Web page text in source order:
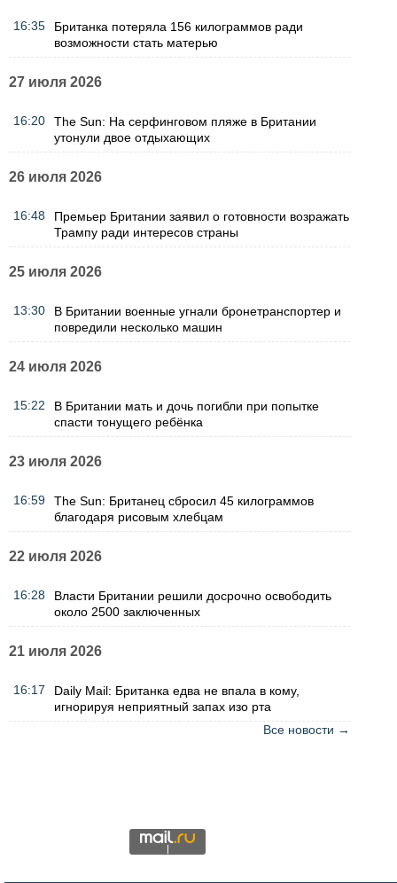
16:35
Британка потеряла 156 килограммов ради
возможности стать матерью
27 июля 2026
16:20
The Sun: На серфинговом пляже в Британии
утонули двое отдыхающих
26 июля 2026
16:48
Премьер Британии заявил о готовности возражать
Трампу ради интересов страны
25 июля 2026
13:30
В Британии военные угнали бронетранспортер и
повредили несколько машин
24 июля 2026
15:22
В Британии мать и дочь погибли при попытке
спасти тонущего ребёнка
23 июля 2026
16:59
The Sun: Британец сбросил 45 килограммов
благодаря рисовым хлебцам
22 июля 2026
16:28
Власти Британии решили досрочно освободить
около 2500 заключенных
21 июля 2026
16:17
Daily Mail: Британка едва не впала в кому,
игнорируя неприятный запах изо рта
Все новости →